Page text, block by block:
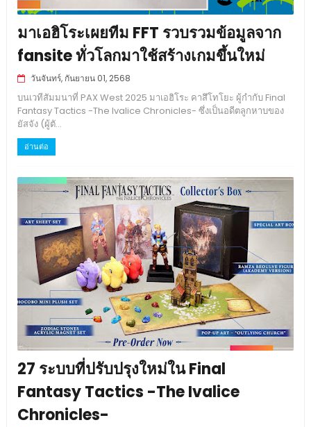
มาเอฮิโระเผยทีม FFT รวบรวมข้อมูลจาก
fansite ทั่วโลกมาใช้สร้างเกมขึ้นใหม่
วันจันทร์, กันยายน 01, 2568
บนเวทีสัมมนาที่ PAX West 2025 มาเอฮิโระ คาสึโทโยะ ผู้กำกับ Final
Fantasy Tactics -The Ivalice Chronicles- ซึ่งเป็นอดีตลูกหาบของ
ยัสจัง (ผู้ตั...
อ่านต่อ
27 ระบบที่ปรับปรุงใหม่ใน Final
Fantasy Tactics -The Ivalice
Chronicles-